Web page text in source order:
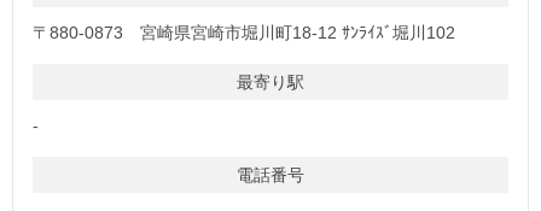
〒880-0873 宮崎県宮崎市堀川町18-12 ｻﾝﾗｲｽﾞ堀川102
最寄り駅
-
電話番号